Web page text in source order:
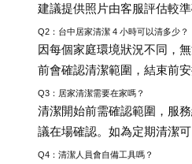
建議提供照片由客服評估較準
Q2：台中居家清潔 4 小時可以清多少？
因每個家庭環境狀況不同，
前會確認清潔範圍，結束前安
Q3：居家清潔需要在家嗎？
清潔開始前需確認範圍，服
議在場確認。如為定期清潔可
Q4：清潔人員會自備工具嗎？